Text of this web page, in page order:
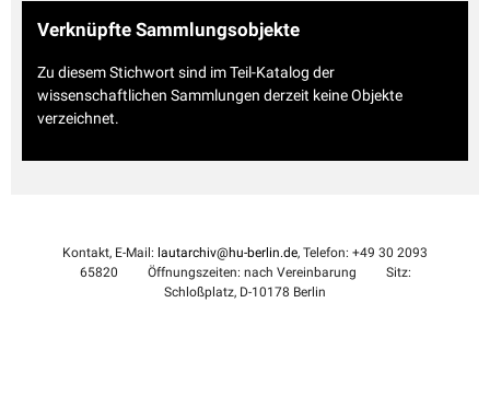
Verknüpfte Sammlungsobjekte
Zu diesem Stichwort sind im Teil-Katalog der
wissenschaftlichen Sammlungen derzeit keine Objekte
verzeichnet.
Kontakt, E-Mail: lautarchiv@hu-berlin.de, Telefon: +49 30 2093
65820
Öffnungszeiten: nach Vereinbarung
Sitz:
Schloßplatz, D-10178 Berlin